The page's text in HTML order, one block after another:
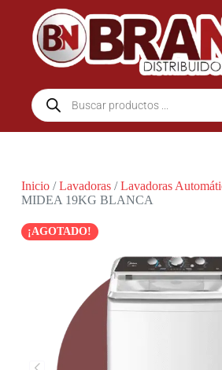
Inicio/Lavadoras/Lavadoras
MIDEA 19KG BLANCA
¡AGOTADO!